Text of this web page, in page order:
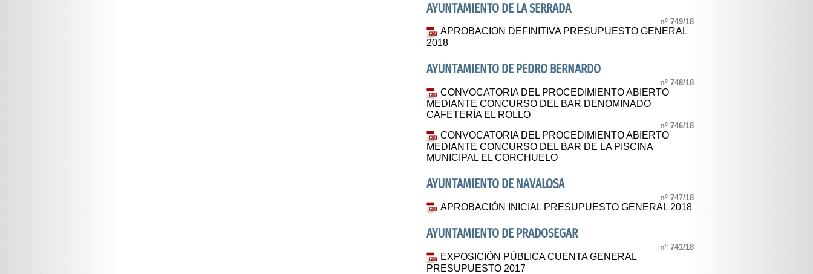
AYUNTAMIENTO DE LA SERRADA
nº 749/18
APROBACION DEFINITIVA PRESUPUESTO GENERAL
2018
AYUNTAMIENTO DE PEDRO BERNARDO
nº 748/18
CONVOCATORIA DEL PROCEDIMIENTO ABIERTO
MEDIANTE CONCURSO DEL BAR DENOMINADO
CAFETERÍA EL ROLLO
nº 746/18
CONVOCATORIA DEL PROCEDIMIENTO ABIERTO
MEDIANTE CONCURSO DEL BAR DE LA PISCINA
MUNICIPAL EL CORCHUELO
AYUNTAMIENTO DE NAVALOSA
nº 747/18
APROBACIÓN INICIAL PRESUPUESTO GENERAL 2018
AYUNTAMIENTO DE PRADOSEGAR
nº 741/18
EXPOSICIÓN PÚBLICA CUENTA GENERAL
PRESUPUESTO 2017